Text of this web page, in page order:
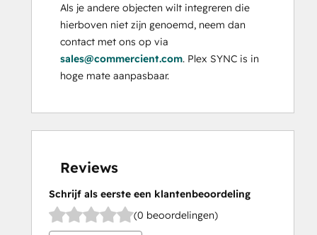
Als je andere objecten wilt integreren die
hierboven niet zijn genoemd, neem dan
contact met ons op via
sales@commercient.com. Plex SYNC is in
hoge mate aanpasbaar.
Reviews
Schrijf als eerste een klantenbeoordeling
(0 beoordelingen)